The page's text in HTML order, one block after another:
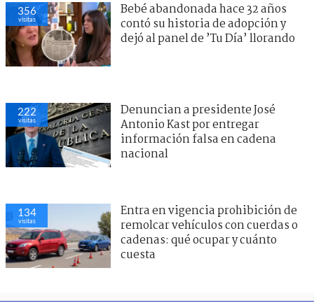
356
visitas
Bebé abandonada hace 32 años
contó su historia de adopción y
dejó al panel de ’Tu Día’ llorando
222
visitas
Denuncian a presidente José
Antonio Kast por entregar
información falsa en cadena
nacional
134
visitas
Entra en vigencia prohibición de
remolcar vehículos con cuerdas o
cadenas: qué ocupar y cuánto
cuesta